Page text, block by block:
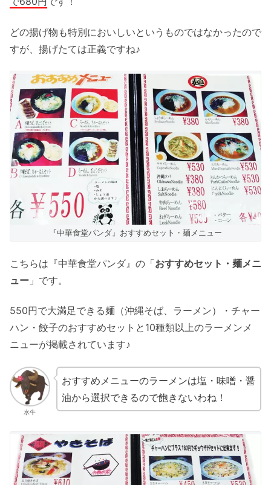
どの揚げ物も特別においしいというものではなかったので
すが、揚げたては正義ですね♪
『中華食堂パンダ』おすすめセット・麺メニュー
こちらは『中華食堂パンダ』の「おすすめセット・麺メニ
ュー 」です。
550円で大満足できる麺（沖縄そば、ラーメン）・チャー
ハン・餃子のおすすめセットと10種類以上のラーメンメ
ニューが掲載されています♪
水牛
おすすめメニューのラーメンは塩・味噌・醤
油から選択できるので飽きないわね！